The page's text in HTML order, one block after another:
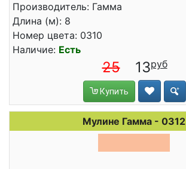
Производитель: Гамма
Длина (м): 8
Номер цвета: 0310
Наличие: Есть
25 13
Купить
Мулине Гамма - 0312